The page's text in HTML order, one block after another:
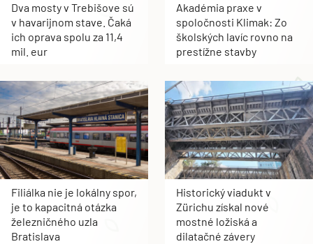
Dva mosty v Trebišove sú
v havarijnom stave. Čaká
ich oprava spolu za 11,4
mil. eur
Akadémia praxe v
spoločnosti Klimak: Zo
školských lavíc rovno na
prestížne stavby
Filiálka nie je lokálny spor,
je to kapacitná otázka
železničného uzla
Bratislava
Historický viadukt v
Zürichu získal nové
mostné ložiská a
dilatačné závery